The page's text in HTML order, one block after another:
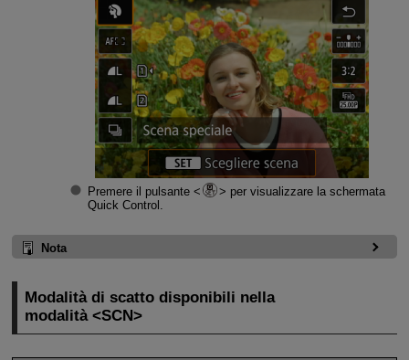
Premere il pulsante
per visualizzare la schermata
Quick Control.
Nota
Modalità di scatto disponibili nella
modalità SCN